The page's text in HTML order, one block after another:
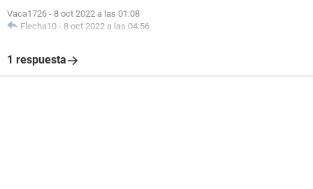
Vaca1726 - 8 oct 2022 a las 01:08
Flecha10 - 8 oct 2022 a las 04:56
1 respuesta